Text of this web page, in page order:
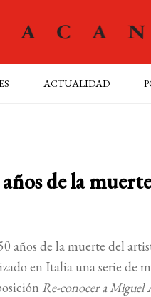
ACTUALIDAD
de la
años de la muerte del
en Italia una serie de
Re-conocer a Miguel